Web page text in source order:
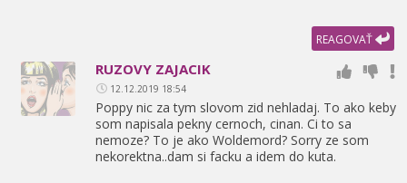
REAGOVAŤ
RUZOVY ZAJACIK
12.12.2019 18:54
Poppy nic za tym slovom zid nehladaj. To ako keby
som napisala pekny cernoch, cinan. Ci to sa
nemoze? To je ako Woldemord? Sorry ze som
nekorektna..dam si facku a idem do kuta.